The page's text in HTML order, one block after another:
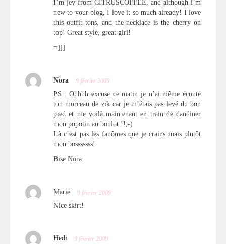
I’m jey from CITRUSCOFFEE, and although i’m
new to your blog, I love it so much already! I love
this outfit tons, and the necklace is the cherry on
top! Great style, great girl!
=]]]
Nora 9 février 2009
PS : Ohhhh excuse ce matin je n’ai même écouté
ton morceau de zik car je m’étais pas levé du bon
pied et me voilà maintenant en train de dandiner
mon popotin au boulot !!;-)
Là c’est pas les fanômes que je crains mais plutôt
mon bosssssss!
Bise Nora
Marie 9 février 2009
Nice skirt!
Hedi 9 février 2009